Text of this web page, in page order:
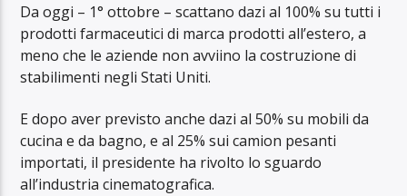
Da oggi – 1° ottobre – scattano dazi al 100% su tutti i
prodotti farmaceutici di marca prodotti all’estero, a
meno che le aziende non avviino la costruzione di
stabilimenti negli Stati Uniti.
E dopo aver previsto anche dazi al 50% su mobili da
cucina e da bagno, e al 25% sui camion pesanti
importati, il presidente ha rivolto lo sguardo
all’industria cinematografica.